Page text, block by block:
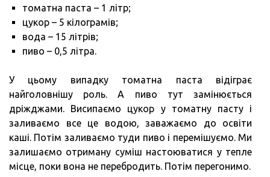
томатна паста – 1 літр;
цукор – 5 кілограмів;
вода – 15 літрів;
пиво – 0,5 літра.
У цьому випадку томатна паста відіграє
найголовнішу роль. А пиво тут замінюється
дріжджами. Висипаємо цукор у томатну пасту і
заливаємо все це водою, заважаємо до освіти
каші. Потім заливаємо туди пиво і перемішуємо. Ми
залишаємо отриману суміш настоюватися у тепле
місце, поки вона не перебродить. Потім перегонимо.